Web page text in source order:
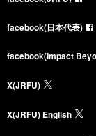
facebook(日本代表)
facebook(Impact
X(JRFU)
X(JRFU) English